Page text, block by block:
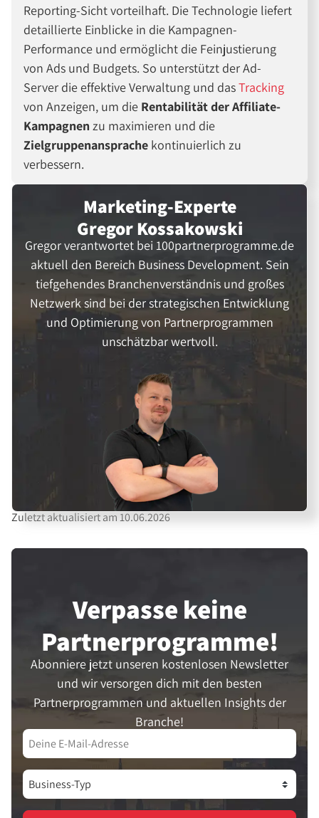
Reporting-Sicht vorteilhaft. Die Technologie liefert
detaillierte Einblicke in die Kampagnen-
Performance und ermöglicht die Feinjustierung
von Ads und Budgets. So unterstützt der Ad-
Server die effektive Verwaltung und dasTracking
von Anzeigen, um die Rentabilität der Affiliate-
Kampagnen zu maximieren und die
Zielgruppenansprache kontinuierlich zu
verbessern.
Marketing-Experte
Gregor Kossakowski
Gregor verantwortet bei 100partnerprogramme.de
aktuell den Bereich Business Development. Sein
tiefgehendes Branchenverständnis und großes
Netzwerk sind bei der strategischen Entwicklung
und Optimierung von Partnerprogrammen
unschätzbar wertvoll.
Zuletzt aktualisiert am 10.06.2026
Verpasse keine
Partner­programme!
Abonniere jetzt unseren kostenlosen Newsletter
und wir versorgen dich mit den besten
Partnerprogrammen und aktuellen Insights der
Branche!